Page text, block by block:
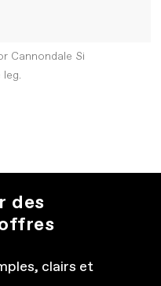
Cannondale Si
des
clairs et